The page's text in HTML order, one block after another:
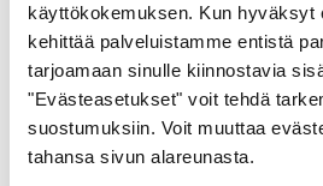
käyttökokemuksen. Kun hyväksyt
kehittää palveluistamme entistä
tarjoamaan sinulle kiinnostavia
"Evästeasetukset" voit tehdä
suostumuksiin. Voit muuttaa
tahansa sivun alareunasta.
Vahvista osallistuminen
Vahvista osallistuminen